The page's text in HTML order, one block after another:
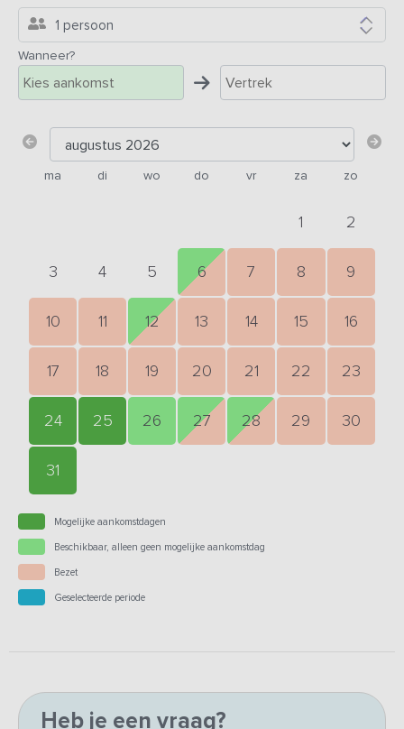
1 persoon
Wanneer?
ma di wo do vr za zo
1 2
3 4 5 6 7 8 9
10 11 12 13 14 15 16
17 18 19 20 21 22 23
24 25 26 27 28 29 30
31
Mogelijke aankomstdagen
Beschikbaar, alleen geen mogelijke aankomstdag
Bezet
Geselecteerde periode
Heb je een vraag?